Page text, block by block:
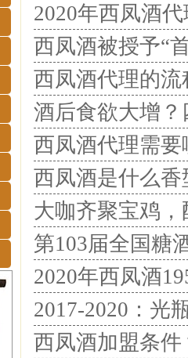
2020年西凤酒
西凤酒被授予“
西凤酒代理的
酒后食欲大增
西凤酒代理需
西凤酒是什么香
大咖齐聚宝鸡
第103届全国糖
2020年西凤酒
2017-2020：光
西凤酒加盟条